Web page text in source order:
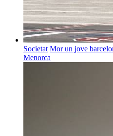
Societat Mor un jove
Menorca